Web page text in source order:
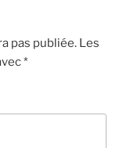
pas publiée. Les
*